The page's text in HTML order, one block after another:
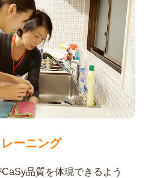
レーニング
品質を体現できるよう